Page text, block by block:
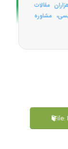
مقالات
مشاوره
File: